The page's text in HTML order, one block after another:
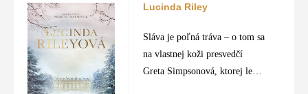
Lucinda Riley
Sláva je poľná tráva – o tom sa
na vlastnej koži presvedčí
Greta Simpsonová, ktorej len